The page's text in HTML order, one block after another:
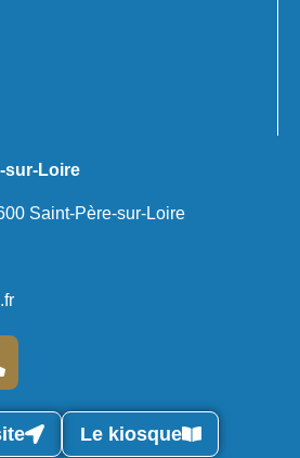
sur-Loire
Saint-Père-sur-Loire
Le kiosque